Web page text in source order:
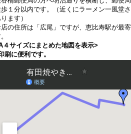
１分以内です。（近くにラーメン一風堂
ます）
店の住所は「広尾」ですが、恵比寿駅が最
４サイズにまとめた地図を表示>
刷に便利です。